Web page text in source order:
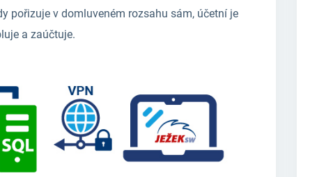
pořizuje v domluveném rozsahu sám, účetní je
a zaúčtuje.